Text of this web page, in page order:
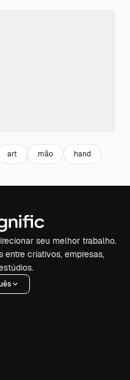
art mão hand
seu melhor trabalho.
entre criativos, empresas,